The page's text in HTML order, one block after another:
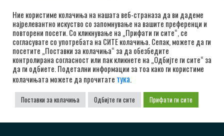
За Клубот
Вести
Политика за приватност
Политика и услови за користење
Политика за колачиња
Заштита на лични податоци
Ние користиме колачиња на нашата веб-страназа да ви дадеме
најрелевантно искуство со запомнување на вашите преференци и
повторени посети. Со кликнување на „Прифати ги сите“, се
согласувате со употребата на СИТЕ колачиња. Сепак, можете да ги
посетите „Поставки за колачиња“ за да обезбедите
контролирана согласност или пак кликнете на „Одбијте ги сите“ за
да ги одбиете. Подетални информации за тоа како ги користиме
колачињата можете да прочитате тука.
Поставки за колачиња Одбијте ги сите Прифати ги сите